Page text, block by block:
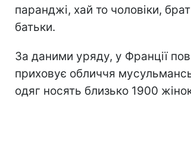
паранджі, хай то чоловіки,
батьки.
За даними уряду, у Франції
приховує обличчя
одяг носять близько 1900